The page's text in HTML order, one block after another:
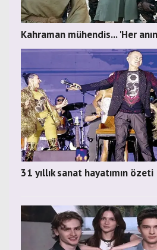
Kahraman mühendis... 'Her
31 yıllık sanat hayatımın özeti